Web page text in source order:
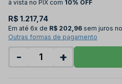
à vista no PIX com 10% OFF
R$ 1.217,74
Em até 6x de R$ 202,96 sem juros
Outras formas de pagamento
- +